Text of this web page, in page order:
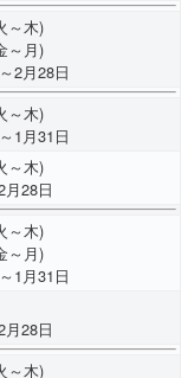
～木)
～月)
2月28日
～木)
1月31日
～木)
月28日
～木)
～月)
1月31日
月28日
～木)